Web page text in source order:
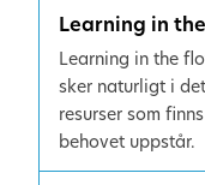
Learning in
Learning in the
sker naturligt i
resurser som
behovet uppstår.